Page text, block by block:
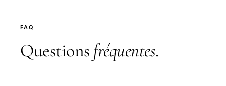
FAQ
Questions fréquentes.